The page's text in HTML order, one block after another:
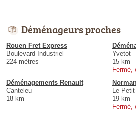
Déménageurs proches
Rouen Fret Express
Boulevard Industriel
224 mètres
Yvetot
15 km
Fermé,
Déménagements Renault
Canteleu
18 km
Le
19 km
Fermé,